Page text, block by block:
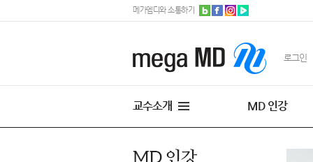
메가엠디와 소통하기
로그인
교수소개 MD 인강